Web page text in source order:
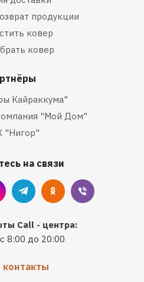
продукции
ковер
ковер
Кайраккума"
"Мой Дом"
"Нигор"
на связи
Call - центра:
8:00 до 20:00